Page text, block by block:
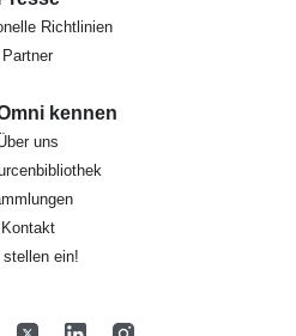
Richtlinien
Partner
kennen
uns
Kontakt
stellen ein!